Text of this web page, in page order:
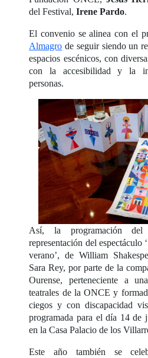
del Festival,Irene Pardo.
El convenio se alinea con el
Almagro de seguir siendo un
espacios escénicos, con
con la accesibilidad y la
personas.
Así, la programación
representación del espectáculo
verano’, de William
Sara Rey, por parte de la
Ourense, perteneciente a
teatrales de la ONCE y
ciegos y con discapacidad
programada para el día 14 de
en la Casa Palacio de los
Este año también se